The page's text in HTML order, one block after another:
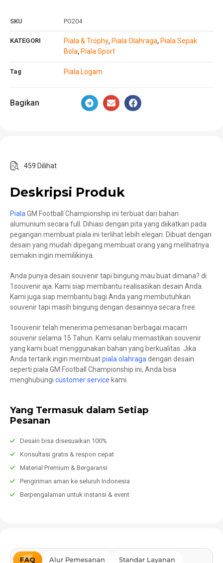
SKU PO204
KATEGORI Piala & Trophy, Piala Olahraga, Piala Sepak
Bola, Piala Sport
Tag Piala Logam
Bagikan
459 Dilihat
Deskripsi Produk
Piala GM Football Championship ini terbuat dari bahan
alumunium secara full. Dihiasi dengan pita yang diikatkan pada
pegangan membuat piala ini terlihat lebih elegan. Dibuat dengan
desain yang mudah dipegang membuat orang yang melihatnya
semakin ingin memilikinya.
Anda punya desain souvenir tapi bingung mau buat dimana? di
1souvenir aja. Kami siap membantu realisasikan desain Anda.
Kami juga siap membantu bagi Anda yang membutuhkan
souvenir tapi masih bingung dengan desainnya secara free.
1souvenir telah menerima pemesanan berbagai macam
souvenir selama 15 Tahun. Kami selalu memastikan souvenir
yang kami buat menggunakan bahan yang berkualitas. Jika
Anda tertarik ingin membuatpiala olahraga dengan desain
seperti piala GM Football Championship ini, Anda bisa
menghubungi customer service kami.
Yang Termasuk dalam Setiap
Pesanan
Desain bisa disesuaikan 100%
Konsultasi gratis & respon cepat
Material Premium & Bergaransi
Pengiriman aman ke seluruh Indonesia
Berpengalaman untuk instansi & event
FAQ Alur Pemesanan Standar Layanan